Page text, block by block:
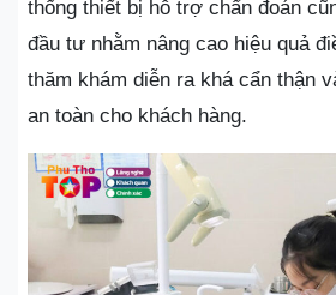
thống thiết bị hỗ trợ chẩn đoán
đầu tư nhằm nâng cao hiệu quả
thăm khám diễn ra khá cẩn thận
an toàn cho khách hàng.